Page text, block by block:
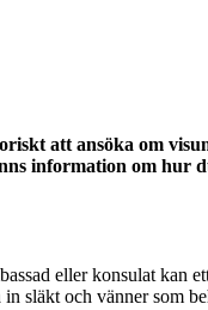
att ansöka om
information om hur
eller konsulat kan
släkt och vänner som